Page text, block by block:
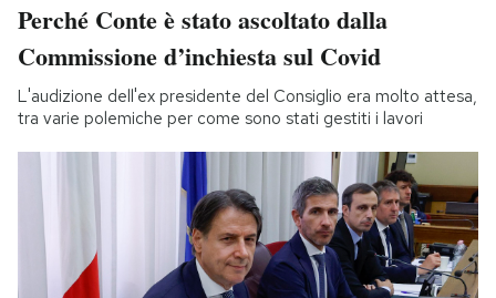
Perché Conte è stato ascoltato dalla
Commissione d’inchiesta sul Covid
L'audizione dell'ex presidente del Consiglio era molto attesa,
tra varie polemiche per come sono stati gestiti i lavori